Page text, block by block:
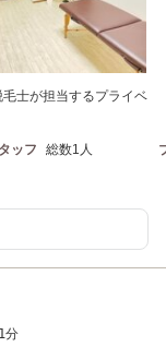
士が担当するプライベ
ッフ 総数1人
分